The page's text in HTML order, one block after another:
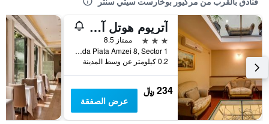
آتريوم هوتل آتينيو سيتي سنتر
3 نجوم
ممتاز 8.5
Strada Piata Amzei 8, Sector 1, بوخارست, رومانيا
0.2 كيلومتر عن وسط المدينة
234 ﷼
عرض الصفقة